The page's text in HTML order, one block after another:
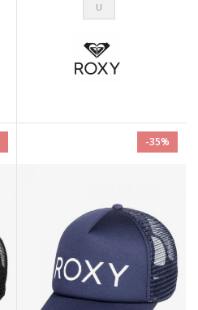
U
-35%